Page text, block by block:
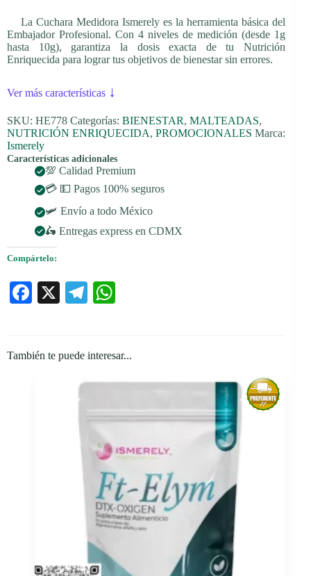
La Cuchara Medidora Ismerely es la herramienta básica del
Embajador Profesional. Con 4 niveles de medición (desde 1g
hasta 10g), garantiza la dosis exacta de tu Nutrición
Enriquecida para lograr tus objetivos de bienestar sin errores.
Ver más características ↓
SKU: HE778 Categorías: BIENESTAR, MALTEADAS,
NUTRICIÓN ENRIQUECIDA, PROMOCIONALES Marca:
Ismerely
Características adicionales
💯 Calidad Premium
💳 💵 Pagos 100% seguros
🛩️ Envío a todo México
🛵 Entregas express en CDMX
Compártelo:
Fa
ok
X
Te
a
m
A
pp
También te puede interesar...